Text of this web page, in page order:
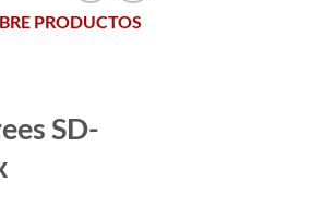
PRODUCTOS
SD-